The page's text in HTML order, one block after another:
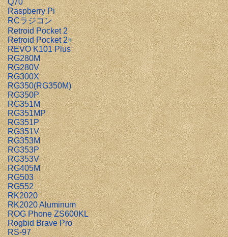
Q70
Raspberry Pi
RCラジコン
Retroid Pocket 2
Retroid Pocket 2+
REVO K101 Plus
RG280M
RG280V
RG300X
RG350(RG350M)
RG350P
RG351M
RG351MP
RG351P
RG351V
RG353M
RG353P
RG353V
RG405M
RG503
RG552
RK2020
RK2020 Aluminum
ROG Phone ZS600KL
Rogbid Brave Pro
RS-97